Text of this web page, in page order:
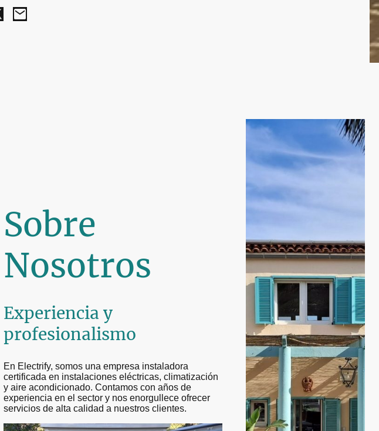
Sobre
Nosotros
Experiencia y
profesionalismo
En Electrify, somos una empresa instaladora
certificada en instalaciones eléctricas, climatización
y aire acondicionado. Contamos con años de
experiencia en el sector y nos enorgullece ofrecer
servicios de alta calidad a nuestros clientes.